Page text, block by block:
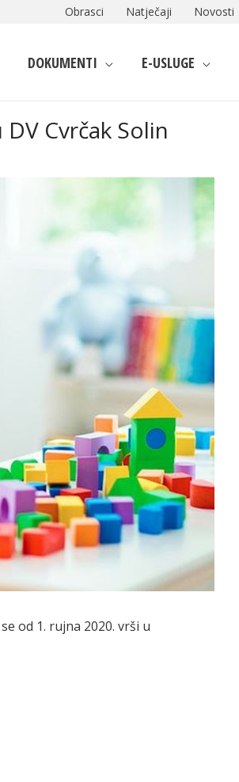
Obrasci Natječaji Novosti
DOKUMENTI E-USLUGE
Cvrčak Solin
od 1. rujna 2020. vrši u